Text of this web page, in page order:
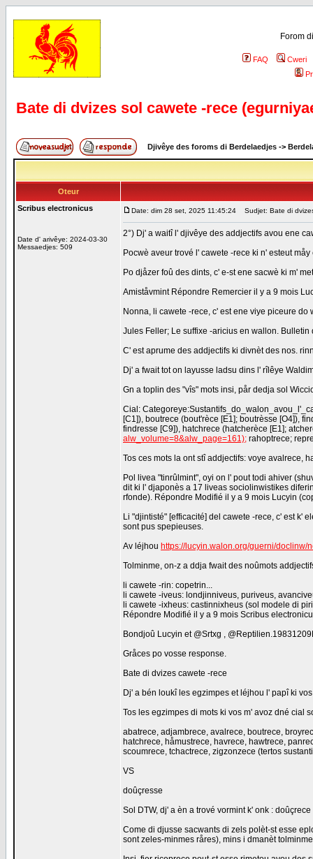
Forom
FAQ
Cweri
Bate di dvizes sol cawete -rece
Djivêye des foroms di Berdelaedjes ->
Oteur
Scribus electronicus
Date d' arivêye: 2024-03-30
Messaedjes: 509
Date: dim 28 set, 2025 11:45:24 Sudjet: Bate di
2°) Dj' a waitî l' djivêye des addjectifs avou ene
Pocwè aveur trové l' cawete -rece ki n' esteut
Po djåzer foû des dints, c' e-st ene sacwè ki m'
Amiståvmint Répondre Remercier il y a 9 mois
Nonna, li cawete -rece, c' est ene viye piceure
Jules Feller; Le suffixe -aricius en wallon.
C' est aprume des addjectifs ki divnèt des nos.
Dj' a fwait tot on layusse ladsu dins l' rîlêye
Gn a toplin des "vîs" mots insi, pår dedja sol
Cial:
[C1]), boutrece (bout'rèce [E1]; boutrèsse [O4]),
findresse [C9]), hatchrece (hatcherèce [E1];
alw_volume=8&alw_page=161); rahoptrece;
Tos ces mots la ont stî addjectifs: voye avalrece,
Pol livea "tinrûlmint", oyi on l' pout todi ahiver
dit ki l' djaponès a 17 liveas sociolinwistikes
rfonde). Répondre Modifié il y a 9 mois Lucyin
Li "djintisté" [efficacité] del cawete -rece, c' est k'
sont pus spepieuses.
Av léjhou https://lucyin.walon.org/guerni/doclinw/
Tolminme, on-z a ddja fwait des noûmots
li cawete -rin: copetrin...
li cawete -iveus: londjinniveus, puriveus,
li cawete -ixheus: castinnixheus (sol modele di
Répondre Modifié il y a 9 mois Scribus
Bondjoû Lucyin et @Srtxg ,
Gråces po vosse response.
Bate di dvizes cawete -rece
Dj' a bén loukî les egzimpes et léjhou l' papî ki
Tos les egzimpes di mots ki vos m' avoz dné cial
abatrece, adjambrece, avalrece, boutrece,
hatchrece, håmustrece, havrece, hawtrece,
scoumrece, tchactrece, zigzonzece (tertos
VS
doûçresse
Sol DTW, dj' a èn a trové vormint k' onk :
Come di djusse sacwants di zels polèt-st esse
sont zeles-minmes råres), mins i dmanèt